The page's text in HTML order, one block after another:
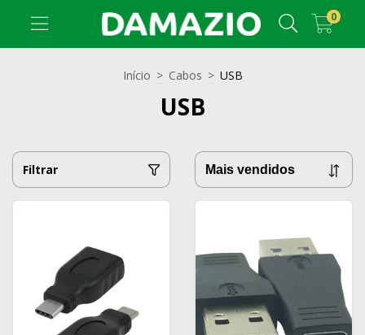
0
Início > Cabos > USB
USB
Filtrar